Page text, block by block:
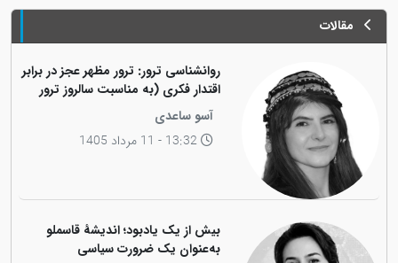
مقالات
روانشناسی ترور: ترور مظهر عجز در برابر
اقتدار فکری (به مناسبت سالروز ترور
فیزیکی رهبر کاریزماتیک ملت کورد،
دکتر عبدالرحمان قاسملو)
آسو ساعدی
13:32 - 11 مرداد 1405
بیش از یک یادبود؛ اندیشهٔ قاسملو
به‌عنوان یک ضرورت سیاسی